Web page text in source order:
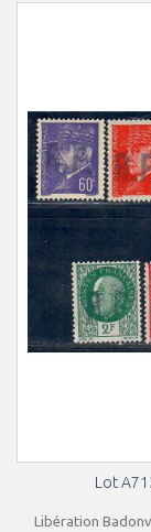
Lot
Libération